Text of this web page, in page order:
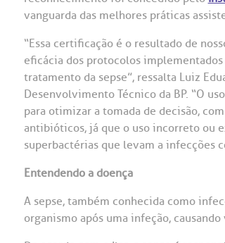
vanguarda das melhores práticas
“Essa certificação é o resultado de
eficácia dos protocolos
tratamento da sepse”, ressalta Luiz
Desenvolvimento Técnico da BP. “O
para otimizar a tomada de decisão,
antibióticos, já que o uso incorreto ou
superbactérias que levam a infecções
Entendendo a doença
A sepse, também conhecida como
organismo após uma infeção,